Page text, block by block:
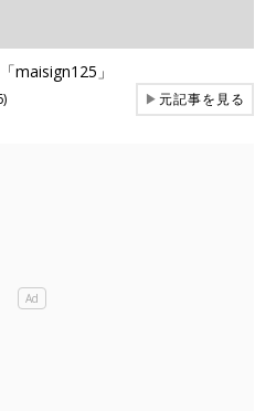
maisign125」
▶元記事を見る